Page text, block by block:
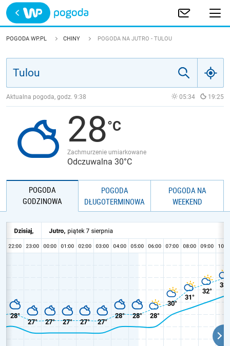
Trwa ładowanie
POLSKA
JAKOŚĆ POWIETRZA
POGODA WP.PL CHINY POGODA NA JUTRO - TULOU
Aktualna pogoda, godz. 9:38 05:34 19:25
28
Zachmurzenie umiarkowane
Odczuwalna 30°C
POGODA
GODZINOWA
POGODA
DŁUGOTERMINOWA
POGODA NA
WEEKEND